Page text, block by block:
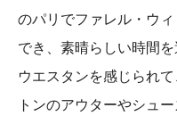
のパリでファレル・ウ
でき、素晴らしい時間
ウエスタンを感じられ
トンのアウターやシュ